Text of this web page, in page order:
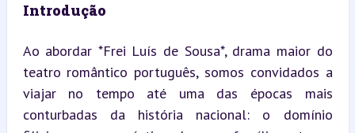
Introdução
Ao abordar *Frei Luís de Sousa*, drama maior do
teatro romântico português, somos convidados a
viajar no tempo até uma das épocas mais
conturbadas da história nacional: o domínio